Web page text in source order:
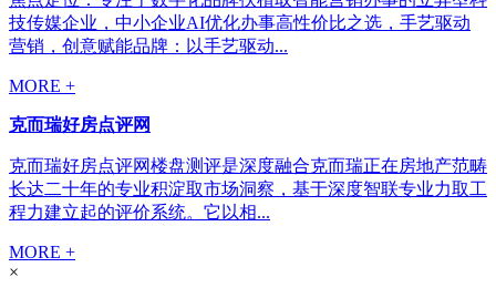
技传媒企业，中小企业AI优化办事高性价比之选，手艺驱动
营销，创意赋能品牌：以手艺驱动...
MORE +
克而瑞好房点评网
克而瑞好房点评网楼盘测评是深度融合克而瑞正在房地产范畴
长达二十年的专业积淀取市场洞察，基于深度智联专业力取工
程力建立起的评价系统。它以相...
MORE +
×